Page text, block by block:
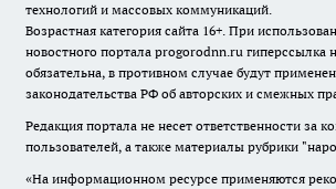
технологий и массовых коммуникаций.
Возрастная категория сайта 16+. При
новостного портала progorodnn.ru гиперссылка
обязательна, в противном случае будут
законодательства РФ об авторских и смежных
Редакция портала не несет ответственности за
пользователей, а также материалы рубрики
«На информационном ресурсе применяются